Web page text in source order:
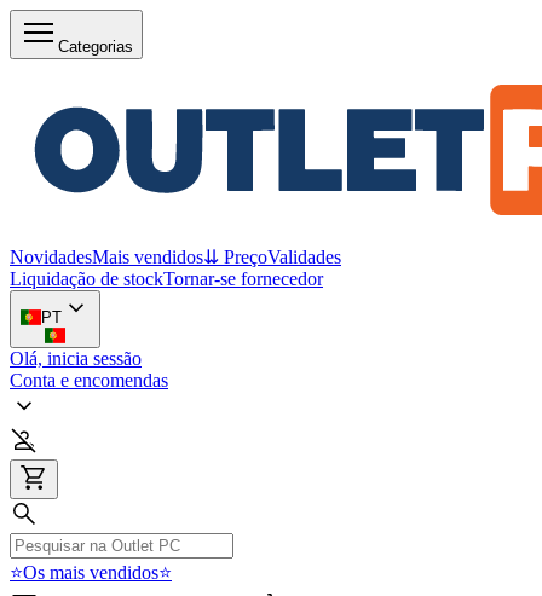
Categorias
NovidadesMais vendidos⇊ PreçoValidades
Liquidação de stockTornar-se fornecedor
PT
Olá, inicia sessão
Conta e encomendas
⭐Os mais vendidos⭐